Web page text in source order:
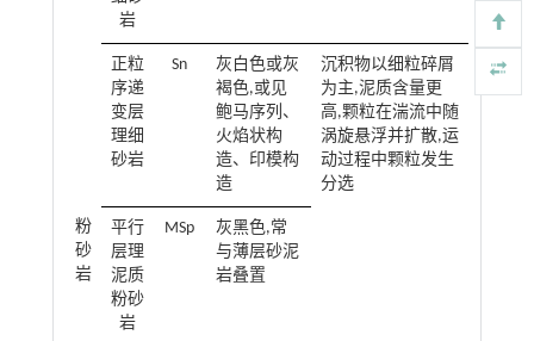
岩
正粒
序递
变层
理细
砂岩
Sn
灰白色或灰
褐色,或见
鲍马序列、
火焰状构
造、印模构
造
沉积物以细粒碎屑
为主,泥质含量更
高,颗粒在湍流中随
涡旋悬浮并扩散,运
动过程中颗粒发生
分选
粉
砂
岩
平行
层理
泥质
粉砂
岩
MSp
灰黑色,常
与薄层砂泥
岩叠置